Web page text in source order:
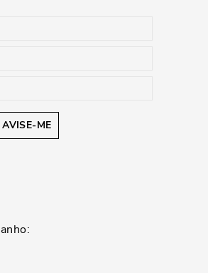
AVISE-ME